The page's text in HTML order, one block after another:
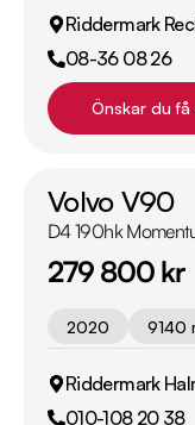
Riddermark
08-36 08 26
Önskar du
Volvo V90
D4 190hk
279 800 kr
2020 9140
Riddermark
010-108 20 38